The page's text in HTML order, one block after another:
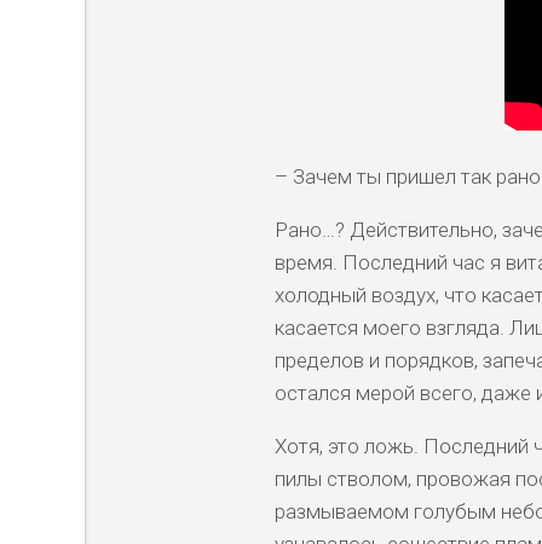
– Зачем ты пришел так
Рано…? Действительно,
время. Последний час я
холодный воздух, что
касается моего взгляда.
пределов и порядков,
остался мерой всего,
Хотя, это ложь. Последний
пилы стволом, провожая
размываемом голубым